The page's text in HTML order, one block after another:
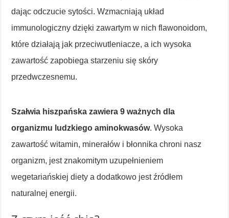
dając odczucie sytości. Wzmacniają układ
immunologiczny dzięki zawartym w nich flawonoidom,
które działają jak przeciwutleniacze, a ich wysoka
zawartość zapobiega starzeniu się skóry
przedwczesnemu.
Szałwia hiszpańska zawiera 9 ważnych dla
organizmu ludzkiego aminokwasów. Wysoka
zawartość witamin, minerałów i błonnika chroni nasz
organizm, jest znakomitym uzupełnieniem
wegetariańskiej diety a dodatkowo jest źródłem
naturalnej energii.